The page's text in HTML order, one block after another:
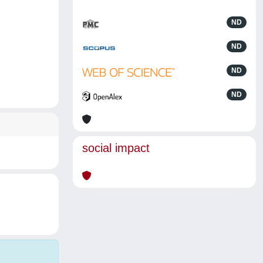
ND
ND
ND
ND
social impact